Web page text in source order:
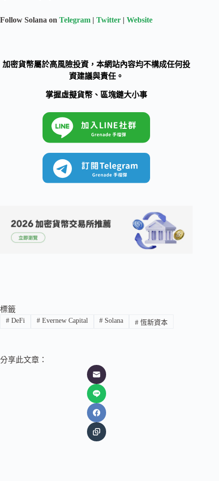
Follow Solana on Telegram | Twitter | Website
加密貨幣屬於高風險投資，本網站內容均不構成任何投
資建議與責任。
掌握虛擬貨幣、區塊鏈大小事
標籤
#DeFi #Evernew Capital # Solana # 恆新資本
分享此文章：